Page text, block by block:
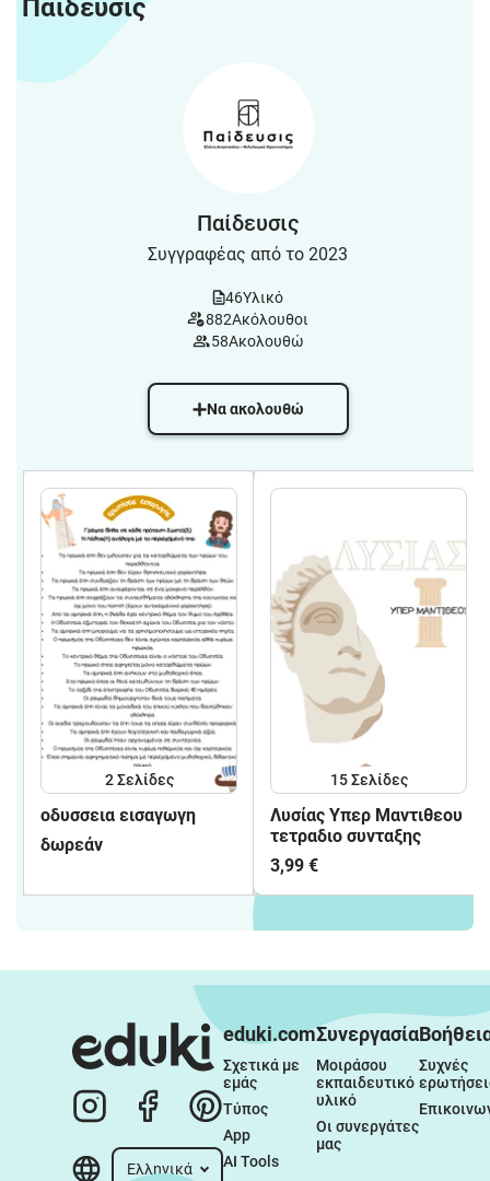
Παίδευσις
Παίδευσις
Συγγραφέας από το 2023
46Υλικό
882Ακόλουθοι
58Ακολουθώ
Να ακολουθώ
2Σελίδες
οδυσσεια εισαγωγη
δωρεάν
15Σελίδες
Λυσίας Υπερ Μαντιθεου
τετραδιο συνταξης
3,99 €
Ελληνικά
eduki.com
Σχετικά με
εμάς
Τύπος
App
AI Tools
Συνεργασία
Μοιράσου
εκπαιδευτικό
υλικό
Οι συνεργάτες
μας
Συχνές